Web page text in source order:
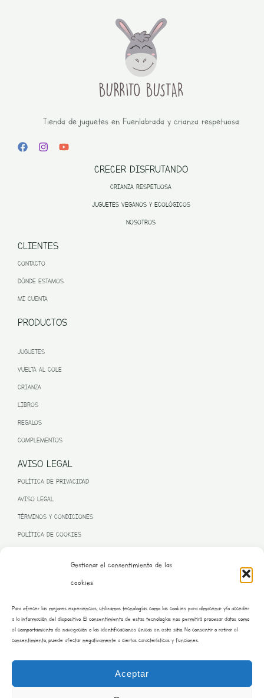
Gestionar el consentimiento de las
cookies
Para ofrecer las mejores experiencias, utilizamos tecnologías como las cookies para almacenar y/o acceder
a la información del dispositivo. El consentimiento de estas tecnologías nos permitirá procesar datos como
el comportamiento de navegación o las identificaciones únicas en este sitio. No consentir o retirar el
consentimiento, puede afectar negativamente a ciertas características y funciones.
Aceptar
Tienda de juguetes en Fuenlabrada y crianza respetuosa
CRECER DISFRUTANDO
CRIANZA RESPETUOSA
JUGUETES VEGANOS Y ECOLÓGICOS
NOSOTROS
CLIENTES
CONTACTO
DÓNDE ESTAMOS
MI CUENTA
PRODUCTOS
JUGUETES
VUELTA AL COLE
CRIANZA
LIBROS
REGALOS
COMPLEMENTOS
AVISO LEGAL
POLÍTICA DE PRIVACIDAD
AVISO LEGAL
TÉRMINOS Y CONDICIONES
POLÍTICA DE COOKIES
– NEXT GENERATION EU